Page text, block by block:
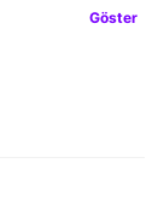
Göster